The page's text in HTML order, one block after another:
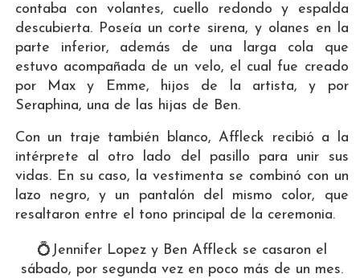
contaba con volantes, cuello redondo y espalda
descubierta. Poseía un corte sirena, y olanes en la
parte inferior, además de una larga cola que
estuvo acompañada de un velo, el cual fue creado
por Max y Emme, hijos de la artista, y por
Seraphina, una de las hijas de Ben.
Con un traje también blanco, Affleck recibió a la
intérprete al otro lado del pasillo para unir sus
vidas. En su caso, la vestimenta se combinó con un
lazo negro, y un pantalón del mismo color, que
resaltaron entre el tono principal de la ceremonia.
💍Jennifer Lopez y Ben Affleck se casaron el
sábado, por segunda vez en poco más de un mes.